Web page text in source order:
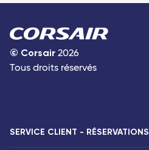
© Corsair 2026
Tous droits réservés
SERVICE CLIENT - RÉSERVATIONS